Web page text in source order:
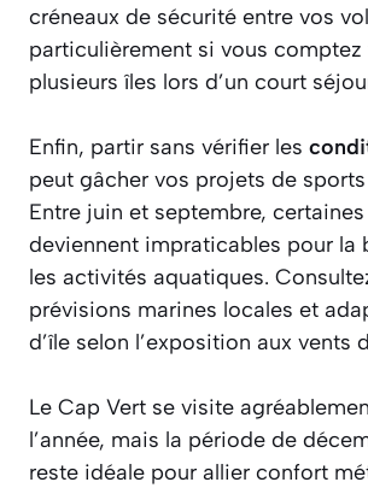
créneaux de sécurité entre vos
particulièrement si vous
plusieurs îles lors d’un court
Enfin, partir sans vérifier les
peut gâcher vos projets de
Entre juin et septembre,
deviennent impraticables pour la
les activités aquatiques.
prévisions marines locales et
d’île selon l’exposition aux vents
Le Cap Vert se visite
l’année, mais la période de
reste idéale pour allier confort